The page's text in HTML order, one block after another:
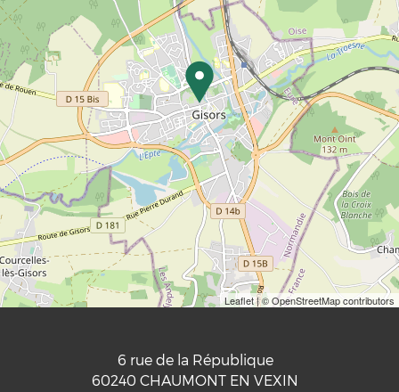
Leaflet| © OpenStreetMap contributors
6 rue de la République
60240 CHAUMONT EN VEXIN